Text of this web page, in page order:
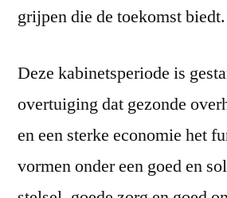
grijpen die de toekomst
Deze kabinetsperiode is
overtuiging dat gezonde
en een sterke economie het
vormen onder een goed en